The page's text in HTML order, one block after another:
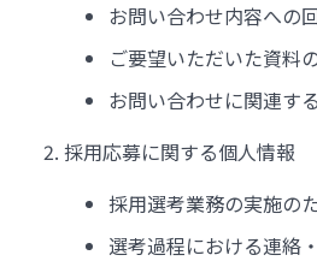
お問い合わせ内容への
ご要望いただいた資料
お問い合わせに関連す
採用応募に関する個人情報
採用選考業務の実施の
選考過程における連絡